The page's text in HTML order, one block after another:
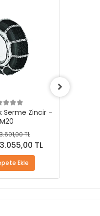
Serme Zincir -
M20
TL
3.055,00 TL
Ekle